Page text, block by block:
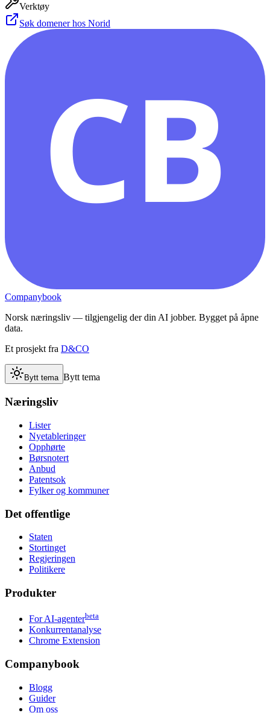
Verktøy
Søk domener hos Norid
CB
Companybook
Norsk næringsliv — tilgjengelig der din AI jobber. Bygget på åpne
data.
Et prosjekt fra D&CO
Bytt tema Bytt tema
Næringsliv
Lister
Nyetableringer
Opphørte
Børsnotert
Anbud
Patentsok
Fylker og kommuner
Det offentlige
Staten
Stortinget
Regjeringen
Politikere
Produkter
For AI-agenterbeta
Konkurrentanalyse
Chrome Extension
Companybook
Blogg
Guider
Om oss